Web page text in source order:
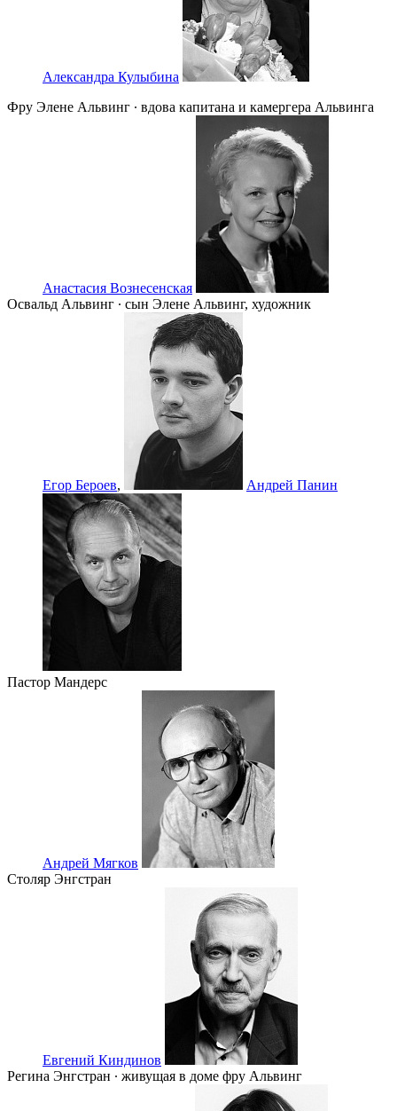
Александра Кулыбина
Фру Элене Альвинг ∙ вдова капитана и камергера Альвинга
Анастасия Вознесенская
Освальд Альвинг ∙ сын Элене Альвинг, художник
Егор Бероев, Андрей Панин
Пастор Мандерс
Андрей Мягков
Столяр Энгстран
Евгений Киндинов
Регина Энгстран ∙ живущая в доме фру Альвинг